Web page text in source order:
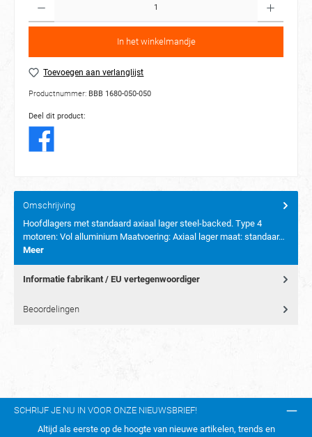
In het winkelmandje
Toevoegen aan verlanglijst
Productnummer: BBB 1680-050-050
Deel dit product:
Omschrijving
Hoofdlagers met standaard axiaal lager steel-backed. Type 4
motoren: Vol alluminium Maatvoering: Axiaal lager maat: standaar…
Meer
Informatie fabrikant / EU vertegenwoordiger
Beoordelingen
SCHRIJF JE NU IN VOOR ONZE NIEUWSBRIEF!
Altijd als eerste op de hoogte van nieuwe artikelen, trends en